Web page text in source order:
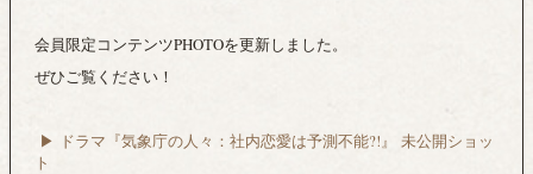
会員限定コンテンツPHOTOを更新しました。
ぜひご覧ください！
▶︎ ドラマ『気象庁の人々：社内恋愛は予測不能?!』 未公開ショッ
ト